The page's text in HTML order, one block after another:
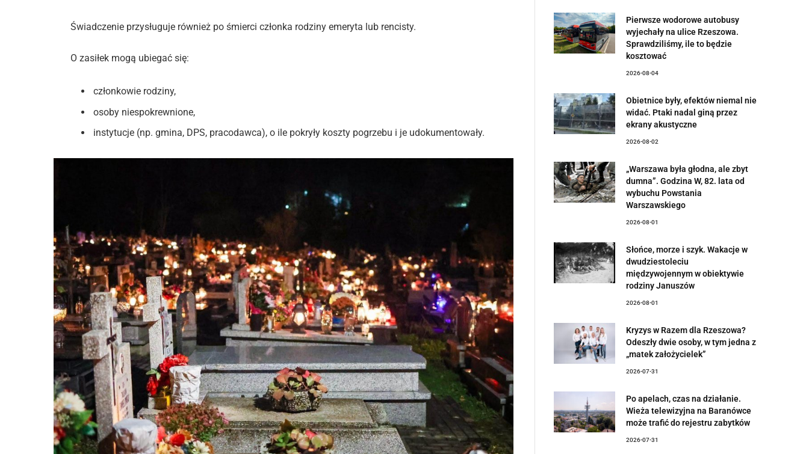
Świadczenie przysługuje również po śmierci członka rodziny emeryta lub rencisty.
O zasiłek mogą ubiegać się:
członkowie rodziny,
osoby niespokrewnione,
instytucje (np. gmina, DPS, pracodawca), o ile pokryły koszty pogrzebu i je udokumentowały.
Pierwsze wodorowe autobusy
wyjechały na ulice Rzeszowa.
Sprawdziliśmy, ile to będzie
kosztować
2026-08-04
Obietnice były, efektów niemal nie
widać. Ptaki nadal giną przez
ekrany akustyczne
2026-08-02
„Warszawa była głodna, ale zbyt
dumna”. Godzina W, 82. lata od
wybuchu Powstania
Warszawskiego
2026-08-01
Słońce, morze i szyk. Wakacje w
dwudziestoleciu
międzywojennym w obiektywie
rodziny Januszów
2026-08-01
Kryzys w Razem dla Rzeszowa?
Odeszły dwie osoby, w tym jedna z
„matek założycielek”
2026-07-31
Po apelach, czas na działanie.
Wieża telewizyjna na Baranówce
może trafić do rejestru zabytków
2026-07-31